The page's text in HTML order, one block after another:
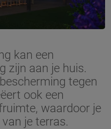
kan een
zijn aan je huis.
tegen
ook een
waardoor je
je terras.